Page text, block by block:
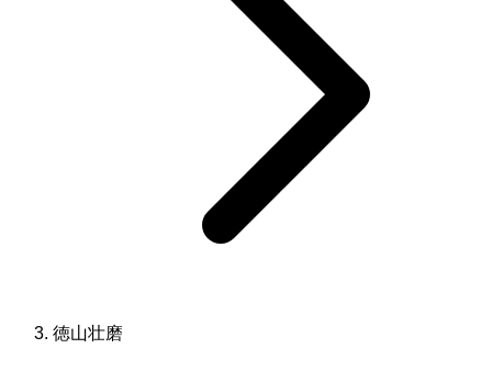
徳山壮磨